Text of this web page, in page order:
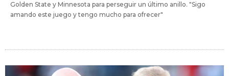
Golden State y Minnesota para perseguir un último anillo. "Sigo
amando este juego y tengo mucho para ofrecer"